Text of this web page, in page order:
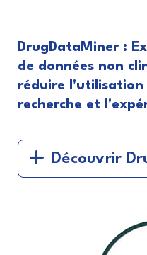
DrugDataMiner :
de données non
réduire l'utilisation
recherche et
Découvrir